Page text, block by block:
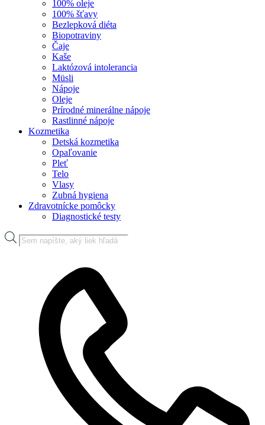
100% oleje
100% šťavy
Bezlepková diéta
Biopotraviny
Čaje
Kaše
Laktózová intolerancia
Müsli
Nápoje
Oleje
Prírodné minerálne nápoje
Rastlinné nápoje
Kozmetika
Detská kozmetika
Opaľovanie
Pleť
Telo
Vlasy
Zubná hygiena
Zdravotnícke pomôcky
Diagnostické testy
Products
search